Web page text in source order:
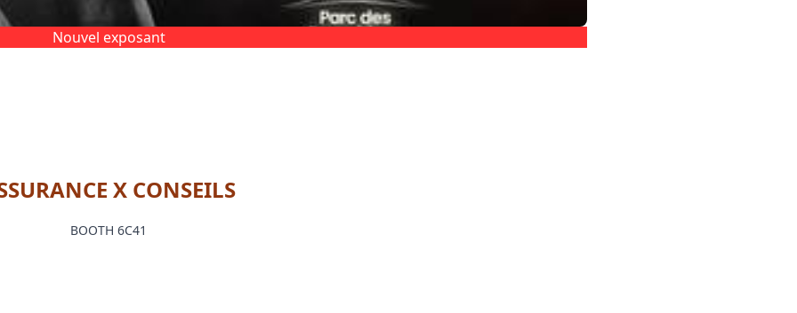
Nouvel exposant
X CONSEILS
BOOTH 6C41